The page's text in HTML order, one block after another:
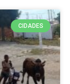
CIDADES